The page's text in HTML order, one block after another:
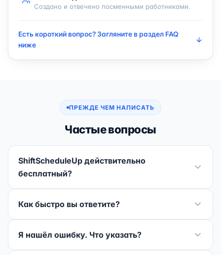
Создано и отвечено посменными работниками.
Есть короткий вопрос? Загляните в раздел FAQ
ниже
ПРЕЖДЕ ЧЕМ НАПИСАТЬ
Частые вопросы
ShiftScheduleUp действительно
бесплатный?
Как быстро вы ответите?
Я нашёл ошибку. Что указать?